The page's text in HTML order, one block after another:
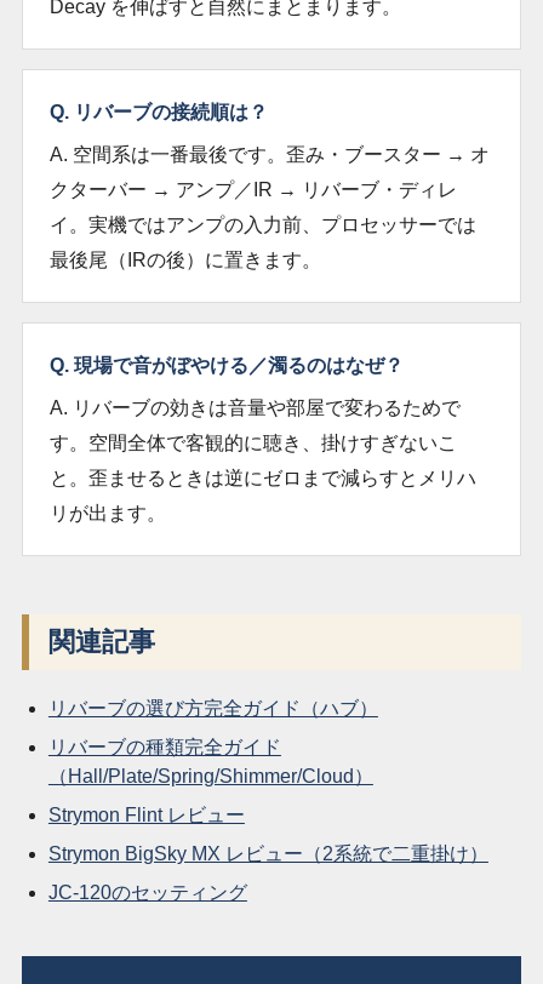
Decay を伸ばすと自然にまとまります。
Q. リバーブの接続順は？
A. 空間系は一番最後です。歪み・ブースター → オ
クターバー → アンプ／IR → リバーブ・ディレ
イ。実機ではアンプの入力前、プロセッサーでは
最後尾（IRの後）に置きます。
Q. 現場で音がぼやける／濁るのはなぜ？
A. リバーブの効きは音量や部屋で変わるためで
す。空間全体で客観的に聴き、掛けすぎないこ
と。歪ませるときは逆にゼロまで減らすとメリハ
リが出ます。
関連記事
リバーブの選び方完全ガイド（ハブ）
リバーブの種類完全ガイド
（Hall/Plate/Spring/Shimmer/Cloud）
Strymon Flint レビュー
Strymon BigSky MX レビュー（2系統で二重掛け）
JC-120のセッティング